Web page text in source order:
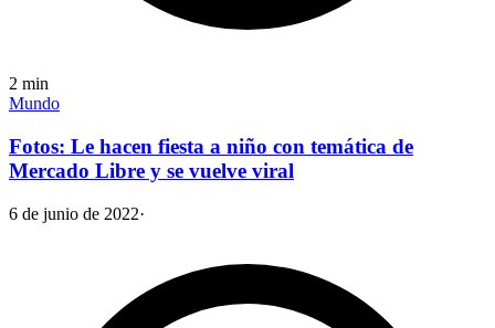
2 min
Mundo
Fotos: Le hacen fiesta a niño con temática de
Mercado Libre y se vuelve viral
6 de junio de 2022·